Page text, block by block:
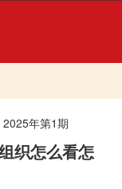
2025年第1期
织怎么看怎